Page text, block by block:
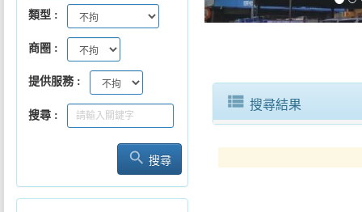
類型
商圈
提供服務
搜尋
search 搜尋
view_list 搜尋結果